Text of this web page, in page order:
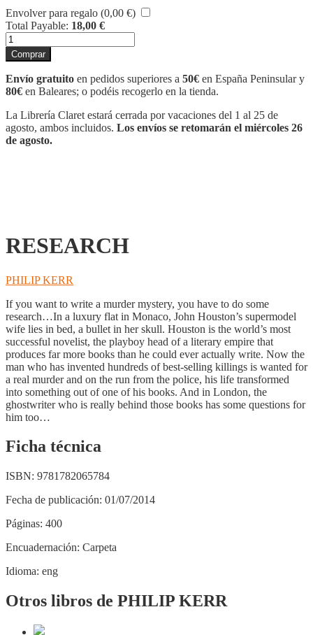
Envolver para regalo (0,00 €)
Total Payable: 18,00 €
RESEARCH
cantidad
Comprar
Envío gratuito en pedidos superiores a 50€ en España Peninsular y
80€ en Baleares; o podéis recogerlo en la tienda.
La Librería Claret estará cerrada por vacaciones del 1 al 25 de
agosto, ambos incluidos. Los envíos se retomarán el miércoles 26
de agosto.
RESEARCH
PHILIP KERR
If you want to write a murder mystery, you have to do some
research…In a luxury flat in Monaco, John Houston’s supermodel
wife lies in bed, a bullet in her skull. Houston is the world’s most
successful novelist, the playboy head of a literary empire that
produces far more books than he could ever actually write. Now the
man who has invented hundreds of best-selling killings is wanted for
a real murder and on the run from the police, his life transformed
into something out of one of his books. And in London, the
ghostwriter who is really behind those books has some questions for
him too…
Ficha técnica
ISBN: 9781782065784
Fecha de publicación: 01/07/2014
Páginas: 400
Encuadernación: Carpeta
Idioma: eng
Otros libros de PHILIP KERR